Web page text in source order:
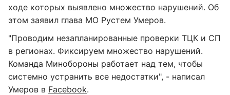
ходе которых выявлено множество нарушений. Об
этом заявил глава МО Рустем Умеров.
"Проводим незапланированные проверки ТЦК и СП
в регионах. Фиксируем множество нарушений.
Команда Минобороны работает над тем, чтобы
системно устранить все недостатки", - написал
Умеров в Facebook.